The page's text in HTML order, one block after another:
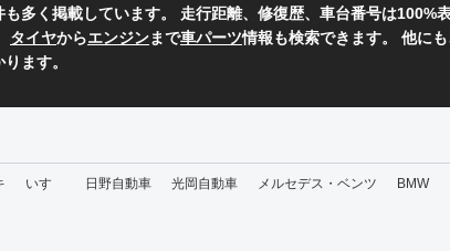
多く掲載しています。 走行距離、修復歴、車台番号は100%
タイヤからエンジンまで車パーツ情報も検索できます。 他に
ます。
いすゞ 日野自動車 光岡自動車 メルセデス・ベンツ BMW